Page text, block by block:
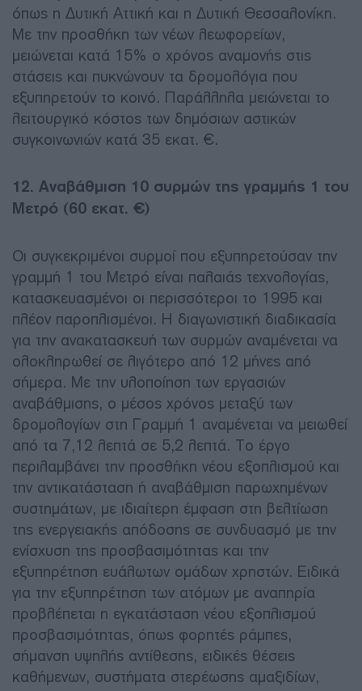
όπως η Δυτική Αττική και η Δυτική Θεσσαλονίκη.
Με την προσθήκη των νέων λεωφορείων,
μειώνεται κατά 15% ο χρόνος αναμονής στις
στάσεις και πυκνώνουν τα δρομολόγια που
εξυπηρετούν το κοινό. Παράλληλα μειώνεται το
λειτουργικό κόστος των δημόσιων αστικών
συγκοινωνιών κατά 35 εκατ. €.
12. Αναβάθμιση 10 συρμών της γραμμής 1 του
Μετρό (60 εκατ. €)
Οι συγκεκριμένοι συρμοί που εξυπηρετούσαν την
γραμμή 1 του Μετρό είναι παλαιάς τεχνολογίας,
κατασκευασμένοι οι περισσότεροι το 1995 και
πλέον παροπλισμένοι. Η διαγωνιστική διαδικασία
για την ανακατασκευή των συρμών αναμένεται να
ολοκληρωθεί σε λιγότερο από 12 μήνες από
σήμερα. Με την υλοποίηση των εργασιών
αναβάθμισης, ο μέσος χρόνος μεταξύ των
δρομολογίων στη Γραμμή 1 αναμένεται να μειωθεί
από τα 7,12 λεπτά σε 5,2 λεπτά. Το έργο
περιλαμβάνει την προσθήκη νέου εξοπλισμού και
την αντικατάσταση ή αναβάθμιση παρωχημένων
συστημάτων, με ιδιαίτερη έμφαση στη βελτίωση
της ενεργειακής απόδοσης σε συνδυασμό με την
ενίσχυση της προσβασιμότητας και την
εξυπηρέτηση ευάλωτων ομάδων χρηστών. Ειδικά
για την εξυπηρέτηση των ατόμων με αναπηρία
προβλέπεται η εγκατάσταση νέου εξοπλισμού
προσβασιμότητας, όπως φορητές ράμπες,
σήμανση υψηλής αντίθεσης, ειδικές θέσεις
καθήμενων, συστήματα στερέωσης αμαξιδίων,